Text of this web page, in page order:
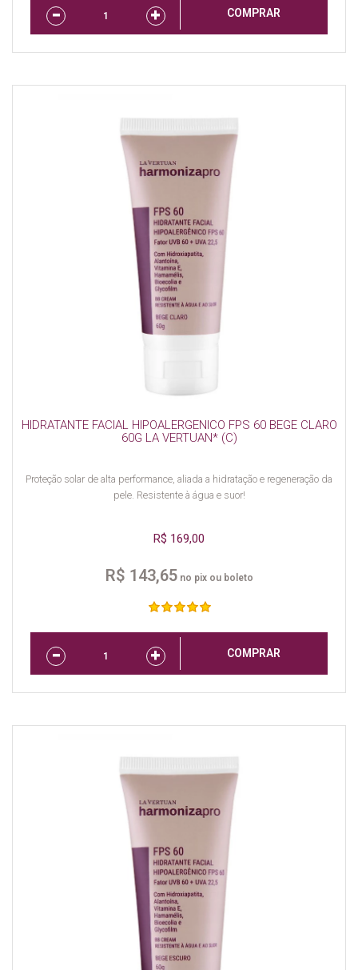
COMPRAR
HIDRATANTE FACIAL HIPOALERGENICO FPS 60 BEGE CLARO
60G LA VERTUAN* (C)
Proteção solar de alta performance, aliada a hidratação e regeneração da
pele. Resistente à água e suor!
R$ 169,00
R$ 143,65no pix ou boleto
COMPRAR